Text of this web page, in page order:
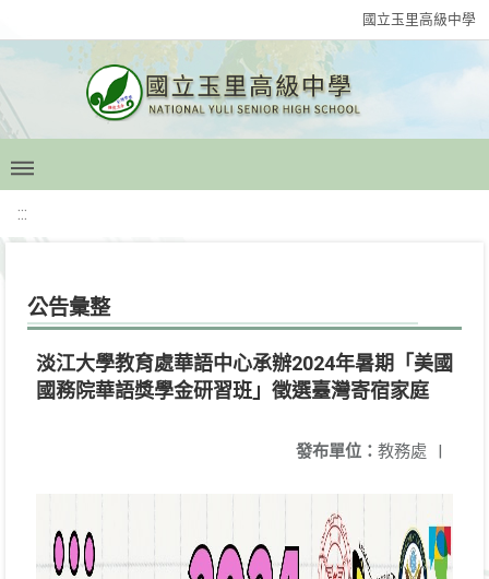
國立玉里高級中學
:::
公告彙整
淡江大學教育處華語中心承辦2024年暑期「美國
國務院華語獎學金研習班」徵選臺灣寄宿家庭
發布單位： 教務處 |